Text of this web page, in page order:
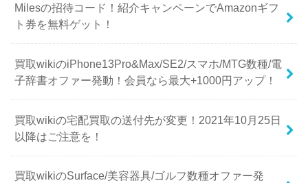
Milesの招待コード！紹介キャンペーンでAmazonギフ
ト券を無料ゲット！
買取wikiのiPhone13Pro&Max/SE2/スマホ/MTG数種/電
子辞書オファー発動！会員なら最大+1000円アップ！
買取wikiの宅配買取の送付先が変更！2021年10月25日
以降はご注意を！
買取wikiのSurface/美容器具/ゴルフ数種オファー発